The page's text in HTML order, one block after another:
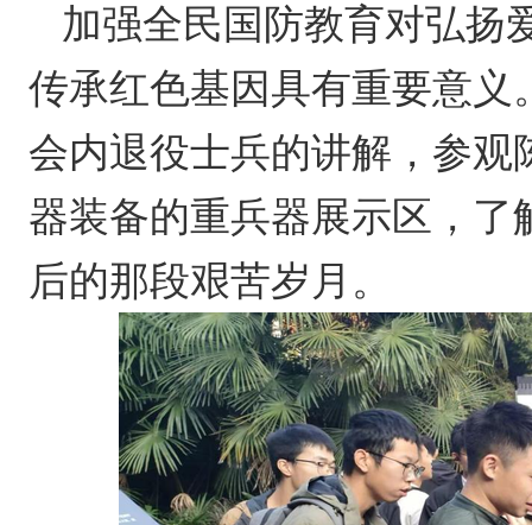
加强全民国防教育对弘扬
传承红色基因具有重要意
会内退役士兵的讲解，参
器装备的重兵器展示区，
后的那段艰苦岁月。